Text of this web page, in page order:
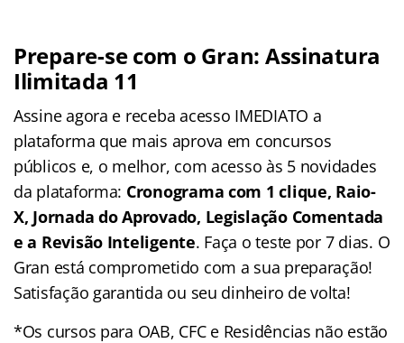
Prepare-se com o Gran: Assinatura
Ilimitada 11
Assine agora e receba acesso IMEDIATO a
plataforma que mais aprova em concursos
públicos e, o melhor, com acesso às 5 novidades
da plataforma: Cronograma com 1 clique, Raio-
X, Jornada do Aprovado, Legislação Comentada
e a Revisão Inteligente. Faça o teste por 7 dias. O
Gran está comprometido com a sua preparação!
Satisfação garantida ou seu dinheiro de volta!
*Os cursos para OAB, CFC e Residências não estão